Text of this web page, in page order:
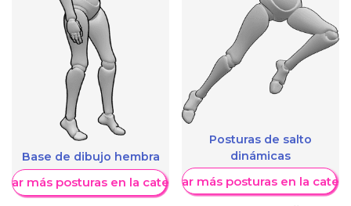
Base de dibujo hembra
más posturas en la categoría
Posturas de salto
dinámicas
Mostrar más posturas en la